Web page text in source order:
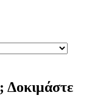
Δοκιμάστε